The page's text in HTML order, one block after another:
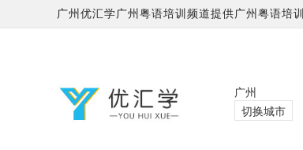
广州优汇学广州粤语培训频道提供广州粤语培
广州
切换城市